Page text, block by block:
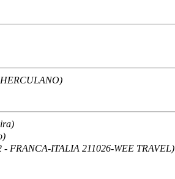
- FRANCA-ITALIA 211026-WEE TRAVEL)